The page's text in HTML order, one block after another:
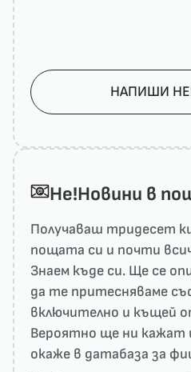
НАПИШИ
He!Новини в
Получаваш тридесет
пощата си и почти
Знаем къде си. Ще се
да те притесняваме
включително и къщей
Вероятно ще ни кажат
окаже в датабаза за